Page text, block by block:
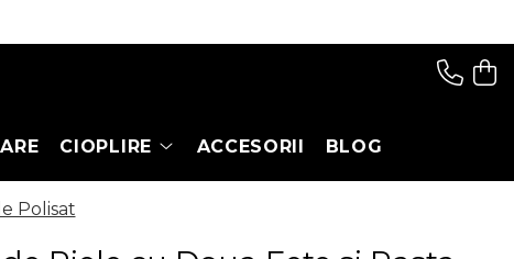
CIOPLIRE ACCESORII BLOG
Polisat